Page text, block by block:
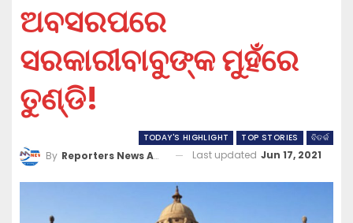
ଅବସରପରେ
ସରକାରୀବାବୁଙ୍କ ମୁହଁରେ
ତୁଣ୍ଡି!
TODAY'S HIGHLIGHT TOP STORIES ବିତର୍କ
By Reporters News Agency Last updated Jun 17, 2021